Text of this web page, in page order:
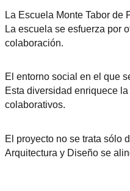
La Escuela Monte Tabor de
La escuela se esfuerza por
colaboración.
El entorno social en el que
Esta diversidad enriquece
colaborativos.
El proyecto no se trata sólo
Arquitectura y Diseño se